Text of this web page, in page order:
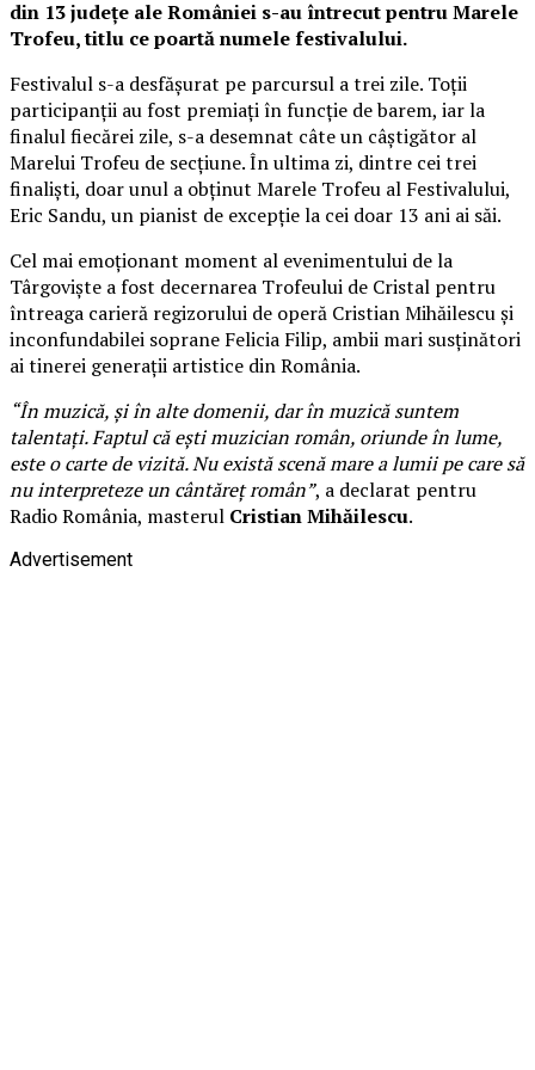
din 13 județe ale României s-au întrecut pentru Marele
Trofeu, titlu ce poartă numele festivalului.
Festivalul s-a desfășurat pe parcursul a trei zile. Toții
participanții au fost premiați în funcție de barem, iar la
finalul fiecărei zile, s-a desemnat câte un câștigător al
Marelui Trofeu de secțiune. În ultima zi, dintre cei trei
finaliști, doar unul a obținut Marele Trofeu al Festivalului,
Eric Sandu, un pianist de excepție la cei doar 13 ani ai săi.
Cel mai emoționant moment al evenimentului de la
Târgoviște a fost decernarea Trofeului de Cristal pentru
întreaga carieră regizorului de operă Cristian Mihăilescu și
inconfundabilei soprane Felicia Filip, ambii mari susținători
ai tinerei generații artistice din România.
“În muzică, și în alte domenii, dar în muzică suntem
talentați. Faptul că ești muzician român, oriunde în lume,
este o carte de vizită. Nu există scenă mare a lumii pe care să
nu interpreteze un cântăreț român”, a declarat pentru
Radio România, masterul Cristian Mihăilescu.
Advertisement